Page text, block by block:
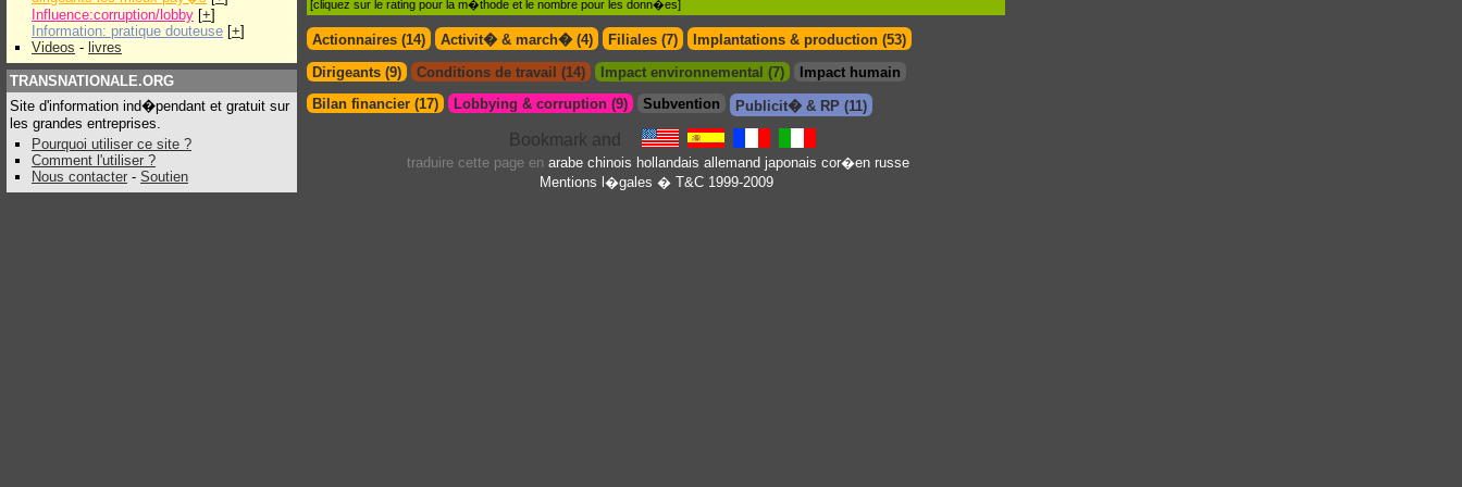
Influence:corruption/lobby [+]
Information: pratique douteuse [+]
Videos - livres
TRANSNATIONALE.ORG
Site d'information ind�pendant et gratuit sur
les grandes entreprises.
Pourquoi utiliser ce site ?
Comment l'utiliser ?
Nous contacter - Soutien
[cliquez sur le rating pour la m�thode et le nombre pour les donn�es]
Actionnaires (14) Activit� & march� (4) Filiales (7)
Implantations & production (53)
Dirigeants (9)
Conditions de travail (14) Impact environnemental (7)
Impact humain
Bilan financier (17)
Lobbying & corruption (9) Subvention Publicit� & RP (11)
traduire cette page en arabe chinois hollandais allemand japonais cor�en russe
Mentions l�gales � T&C 1999-2009